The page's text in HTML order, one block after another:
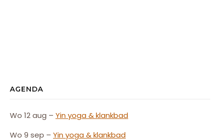
AGENDA
Wo 12 aug – Yin yoga & klankbad
Wo 9 sep – Yin yoga & klankbad